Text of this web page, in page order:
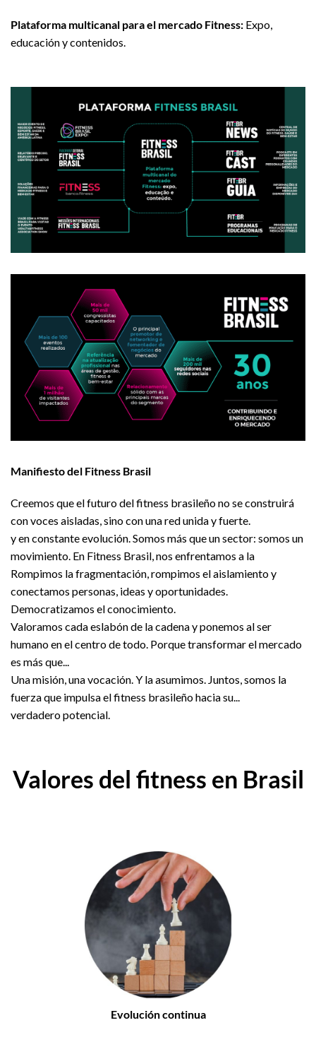
Plataforma multicanal para el mercado Fitness: Expo,
educación y contenidos.
Manifiesto del Fitness Brasil
Creemos que el futuro del fitness brasileño no se construirá
con voces aisladas, sino con una red unida y fuerte.
y en constante evolución. Somos más que un sector: somos un
movimiento. En Fitness Brasil, nos enfrentamos a la
Rompimos la fragmentación, rompimos el aislamiento y
conectamos personas, ideas y oportunidades.
Democratizamos el conocimiento.
Valoramos cada eslabón de la cadena y ponemos al ser
humano en el centro de todo. Porque transformar el mercado
es más que...
Una misión, una vocación. Y la asumimos. Juntos, somos la
fuerza que impulsa el fitness brasileño hacia su...
verdadero potencial.
Valores del fitness en Brasil
Evolución continua